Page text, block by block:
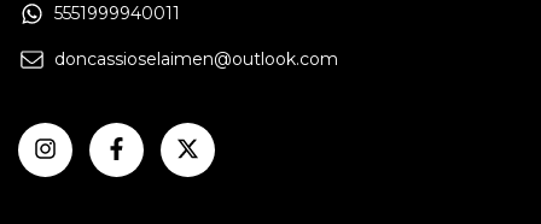
5551999940011
doncassioselaimen@outlook.com